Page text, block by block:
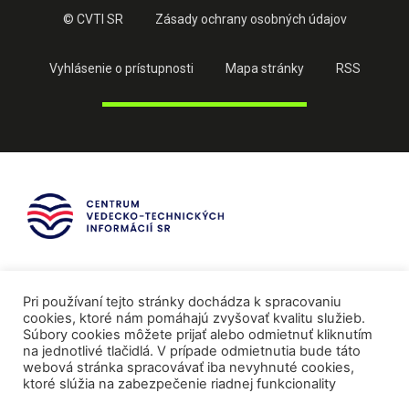
© CVTI SR Zásady ochrany osobných údajov
Vyhlásenie o prístupnosti Mapa stránky RSS
Pri používaní tejto stránky dochádza k spracovaniu
cookies, ktoré nám pomáhajú zvyšovať kvalitu služieb.
Súbory cookies môžete prijať alebo odmietnuť kliknutím
na jednotlivé tlačidlá. V prípade odmietnutia bude táto
webová stránka spracovávať iba nevyhnuté cookies,
ktoré slúžia na zabezpečenie riadnej funkcionality